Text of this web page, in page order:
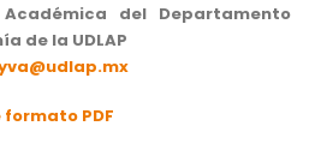
del Departamento
de la UDLAP
PDF